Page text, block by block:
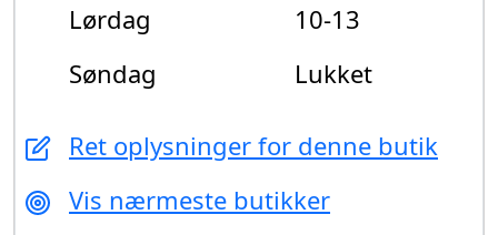
Lørdag
10-13
Søndag
Lukket
Ret oplysninger for denne butik
Vis nærmeste butikker